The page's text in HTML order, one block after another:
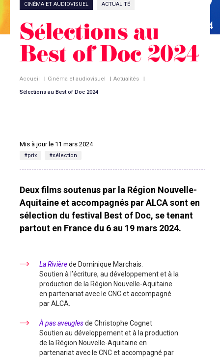
CINÉMA ET AUDIOVISUEL ACTUALITÉ
Sélections au
Best of Doc 2024
Accueil | Cinéma et audiovisuel | Actualités |
Sélections au Best of Doc 2024
Mis à jour le 11 mars 2024
#prix #sélection
Deux films soutenus par la Région Nouvelle-
Aquitaine et accompagnés par ALCA sont en
sélection du festival Best of Doc, se tenant
partout en France du 6 au 19 mars 2024.
La Rivièrede Dominique Marchais.
Soutien à l’écriture, au développement et à la
production de la Région Nouvelle-Aquitaine
en partenariat avec le CNC et accompagné
par ALCA.
À pas aveuglesde Christophe Cognet
Soutien au développement et à la production
de la Région Nouvelle-Aquitaine en
partenariat avec le CNC et accompagné par